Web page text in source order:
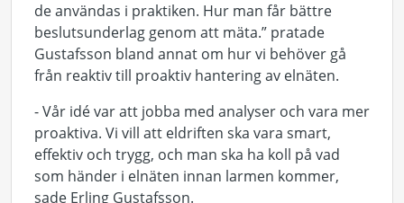
de användas i praktiken. Hur man får bättre
beslutsunderlag genom att mäta.” pratade
Gustafsson bland annat om hur vi behöver gå
från reaktiv till proaktiv hantering av elnäten.
- Vår idé var att jobba med analyser och vara mer
proaktiva. Vi vill att eldriften ska vara smart,
effektiv och trygg, och man ska ha koll på vad
som händer i elnäten innan larmen kommer,
sade Erling Gustafsson.